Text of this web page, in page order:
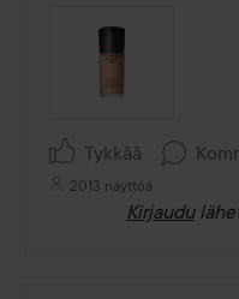
Tykkää
2013 näyttöä
Kirjaudu